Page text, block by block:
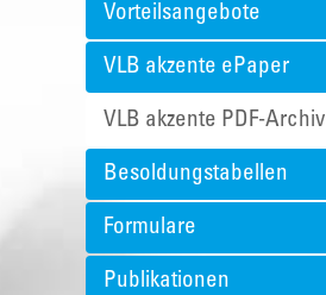
Vorteilsangebote
VLB akzente ePaper
VLB akzente PDF-Archiv
Besoldungstabellen
Formulare
Publikationen